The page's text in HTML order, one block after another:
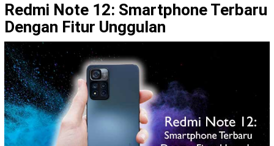
Redmi Note 12: Smartphone Terbaru
Dengan Fitur Unggulan